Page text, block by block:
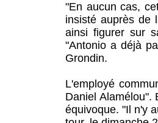
"En aucun cas,
insisté auprès de
ainsi figurer sur
"Antonio a déjà
Grondin.
L'employé
Daniel Alamélou".
équivoque. "Il n'y